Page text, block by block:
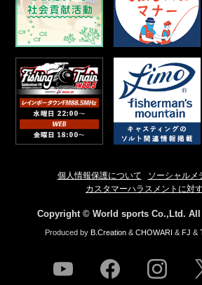
個人情報保護について
ソーシャルメ
カスタマーハラスメントに対
Copyright © World sports Co.,Ltd. All
Produced by B.Creation& CHOWARI & FJ &
youtube facebook